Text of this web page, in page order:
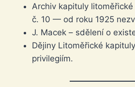
Archiv kapituly
č. 10 — od roku 1925
J. Macek – sdělení o
Dějiny Litoměřické
privilegiím.